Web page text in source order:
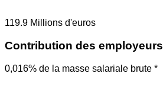
119.9 Millions d'euros
Contribution des employeurs
0,016% de la masse salariale brute *